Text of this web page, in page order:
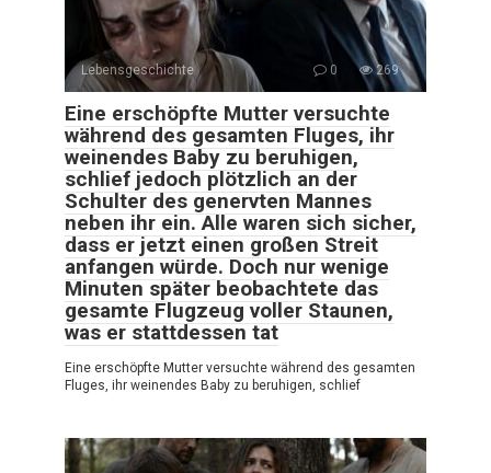
Lebensgeschichte 0 269
Eine erschöpfte Mutter versuchte
während des gesamten Fluges, ihr
weinendes Baby zu beruhigen,
schlief jedoch plötzlich an der
Schulter des genervten Mannes
neben ihr ein. Alle waren sich sicher,
dass er jetzt einen großen Streit
anfangen würde. Doch nur wenige
Minuten später beobachtete das
gesamte Flugzeug voller Staunen,
was er stattdessen tat
Eine erschöpfte Mutter versuchte während des gesamten
Fluges, ihr weinendes Baby zu beruhigen, schlief